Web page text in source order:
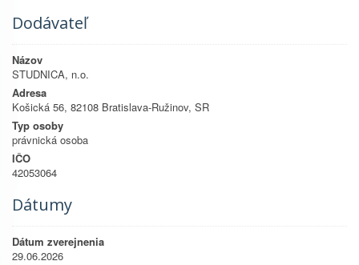
Dodávateľ
Názov
STUDNICA, n.o.
Adresa
Košická 56, 82108 Bratislava-Ružinov, SR
Typ osoby
právnická osoba
IČO
42053064
Dátumy
Dátum zverejnenia
29.06.2026